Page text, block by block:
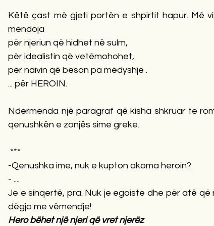
Këtë çast më gjeti portën e shpirtit hapur. Më
mendoja
për njeriun që hidhet në sulm,
për idealistin që vetëmohohet,
për naivin që beson pa mëdyshje .
... për HEROIN.
Ndërmenda një paragraf që kisha shkruar te
qenushkën e zonjës sime greke.
***
-Qenushka ime, nuk e kupton akoma heroin?
- ....
Je e sinqertë, pra. Nuk je egoiste dhe për atë që
dëgjo me vëmendje!
Hero bëhet një njeri që vret njerëz.